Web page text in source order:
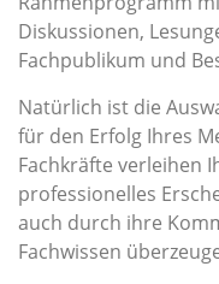
Diskussionen,
Fachpublikum und
Natürlich ist die
für den Erfolg Ihres
Fachkräfte verleihen
professionelles
auch durch ihre
Fachwissen